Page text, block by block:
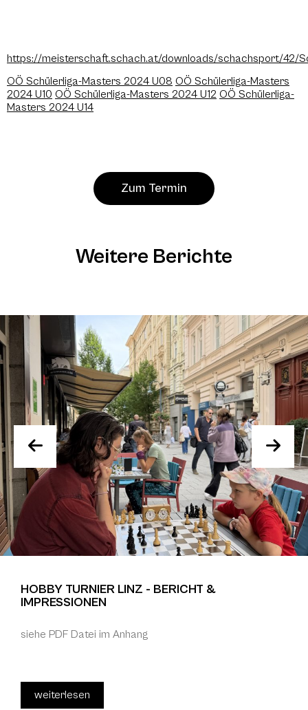
https://meisterschaft.schach.at/downloads/schachsport/42/
OÖ Schülerliga-Masters 2024 U08 OÖ Schülerliga-Masters
2024 U10 OÖ Schülerliga-Masters 2024 U12 OÖ Schülerliga-
Masters 2024 U14
Zum Termin
Weitere Berichte
HOBBY TURNIER LINZ - BERICHT &
IMPRESSIONEN
siehe PDF Datei im Anhang
weiterlesen